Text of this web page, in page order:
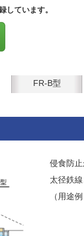
しています。
FR-B型
侵食防
太径鉄
（用途